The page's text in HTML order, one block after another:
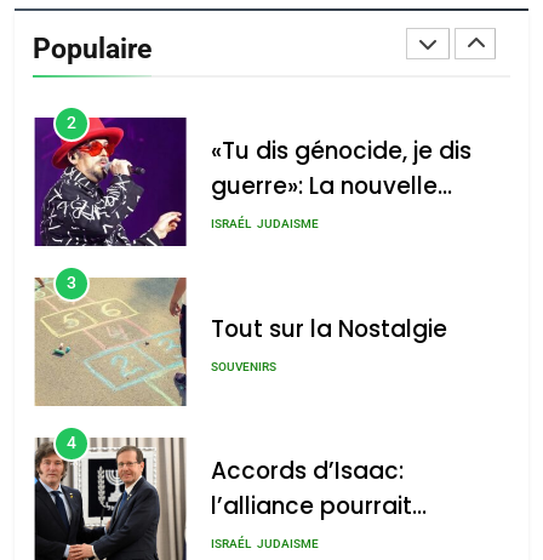
articles
Populaire
2
«Tu dis génocide, je dis
guerre»: La nouvelle
chanson de Boy George
ISRAÉL JUDAISME
3
Tout sur la Nostalgie
SOUVENIRS
4
Accords d’Isaac:
l’alliance pourrait
s’étendre à 13 pays
ISRAÉL JUDAISME